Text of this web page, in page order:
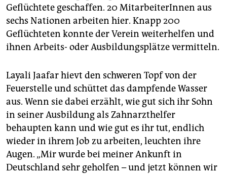
Geflüchtete geschaffen. 20 MitarbeiterInnen aus
sechs Nationen arbeiten hier. Knapp 200
Geflüchteten konnte der Verein weiterhelfen und
ihnen Arbeits- oder Ausbildungsplätze vermitteln.
Layali Jaafar hievt den schweren Topf von der
Feuerstelle und schüttet das dampfende Wasser
aus. Wenn sie dabei erzählt, wie gut sich ihr Sohn
in seiner Ausbildung als Zahnarzthelfer
behaupten kann und wie gut es ihr tut, endlich
wieder in ihrem Job zu arbeiten, leuchten ihre
Augen. „Mir wurde bei meiner Ankunft in
Deutschland sehr geholfen – und jetzt können wir